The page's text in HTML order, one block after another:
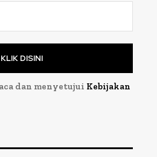
KLIK DISINI
dan menyetujui Kebijakan